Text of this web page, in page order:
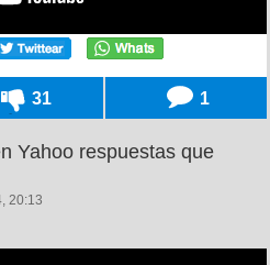
31 1
Yahoo respuestas que
20:13